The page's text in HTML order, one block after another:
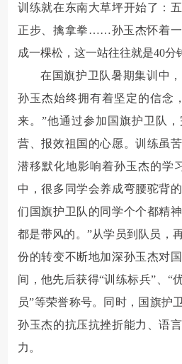
训练就在东南大草坪开始了：
正步、擒拿拳……孙玉杰怀着
成一棵松，这一站往往就是40分
在国旗护卫队暑期集训中
孙玉杰始终拥有着坚定的信念
来。”他通过参加国旗护卫队
营、报效祖国的心愿。训练虽
潜移默化地影响着孙玉杰的学
中，很多同学会养成弯腰驼背
们国旗护卫队的同学个个都精
都是带风的。”从学员到队员，
份的转变不断地加深孙玉杰对
间，他先后获得“训练标兵”、“
员”等荣誉称号。同时，国旗护
孙玉杰的抗压抗挫折能力、语
力。